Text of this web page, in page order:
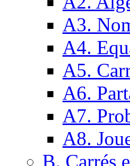
A3.
A4.
A5.
A6.
A7.
A8.
B. Carrés